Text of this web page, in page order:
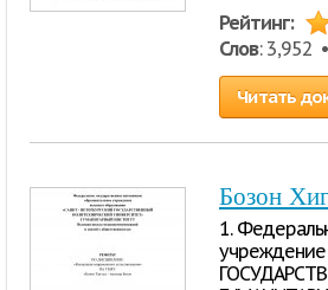
Рейтинг:
Слов: 3,952 •
Читать
Бозон
1.
учреждение